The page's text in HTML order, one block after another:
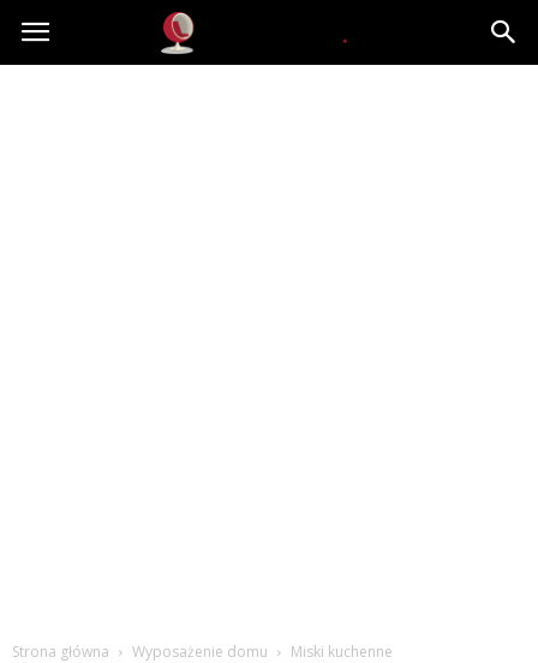
Dekoteria.pl
Strona główna Wyposażenie domu Miski kuchenne